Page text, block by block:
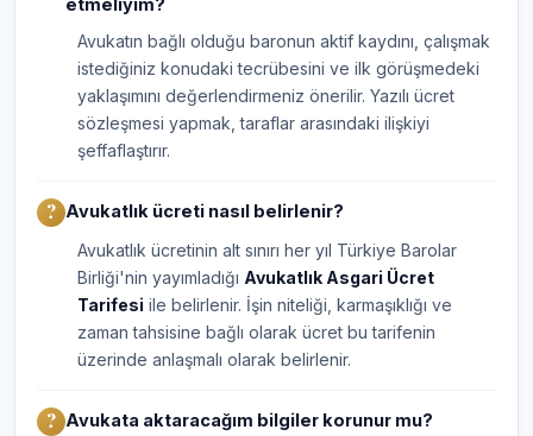
etmeliyim?
Avukatın bağlı olduğu baronun aktif kaydını, çalışmak
istediğiniz konudaki tecrübesini ve ilk görüşmedeki
yaklaşımını değerlendirmeniz önerilir. Yazılı ücret
sözleşmesi yapmak, taraflar arasındaki ilişkiyi
şeffaflaştırır.
Avukatlık ücreti nasıl belirlenir?
Avukatlık ücretinin alt sınırı her yıl Türkiye Barolar
Birliği'nin yayımladığı Avukatlık Asgari Ücret
Tarifesi ile belirlenir. İşin niteliği, karmaşıklığı ve
zaman tahsisine bağlı olarak ücret bu tarifenin
üzerinde anlaşmalı olarak belirlenir.
Avukata aktaracağım bilgiler korunur mu?